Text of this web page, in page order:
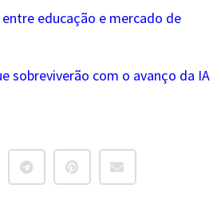
educação e mercado de
sobreviverão com o avanço da IA